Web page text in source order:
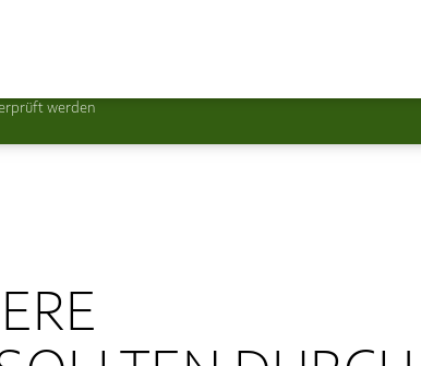
werden